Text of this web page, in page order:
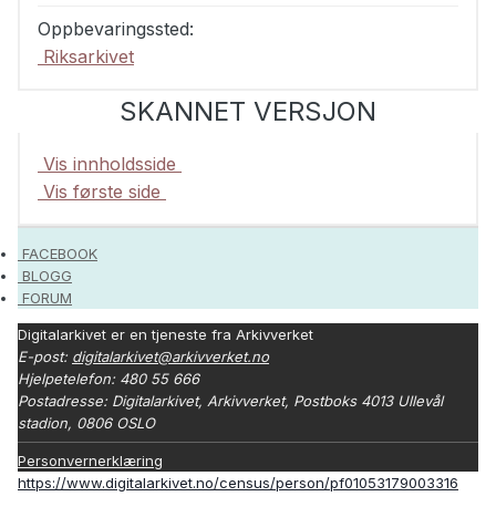
Oppbevaringssted:
Riksarkivet
SKANNET VERSJON
Vis innholdsside
Vis første side
FACEBOOK
BLOGG
FORUM
Digitalarkivet er en tjeneste fra Arkivverket
E-post: digitalarkivet@arkivverket.no
Hjelpetelefon: 480 55 666
Postadresse: Digitalarkivet, Arkivverket, Postboks 4013 Ullevål
stadion, 0806 OSLO
Personvernerklæring
https://www.digitalarkivet.no/census/person/pf01053179003316